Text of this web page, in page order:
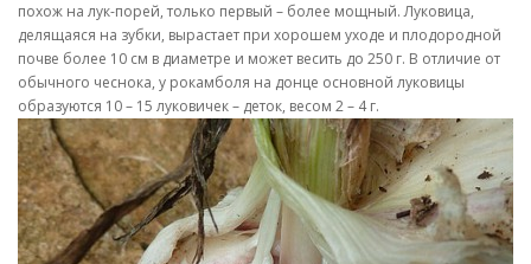
похож на лук-порей, только первый – более мощный. Луковица,
делящаяся на зубки, вырастает при хорошем уходе и плодородной
почве более 10 см в диаметре и может весить до 250 г. В отличие от
обычного чеснока, у рокамболя на донце основной луковицы
образуются 10 – 15 луковичек – деток, весом 2 – 4 г.